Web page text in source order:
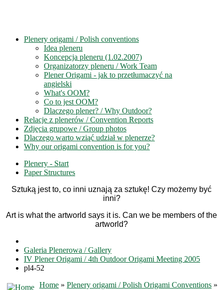
Plenery origami / Polish conventions
Idea pleneru
Koncepcja pleneru (1.02.2007)
Organizatorzy pleneru / Work Team
Plener Origami - jak to przetłumaczyć na
angielski
What's OOM?
Co to jest OOM?
Dlaczego plener? / Why Outdoor?
Relacje z plenerów / Convention Reports
Zdjęcia grupowe / Group photos
Dlaczego warto wziąć udział w plenerze?
Why our origami convention is for you?
Plenery - Start
Paper Structures
Sztuką jest to, co inni uznają za sztukę! Czy możemy być
inni?
Art is what the artworld says it is. Can we be members of the
artworld?
Galeria Plenerowa / Gallery
IV Plener Origami / 4th Outdoor Origami Meeting 2005
pl4-52
Home » Plenery origami / Polish Origami Conventions »